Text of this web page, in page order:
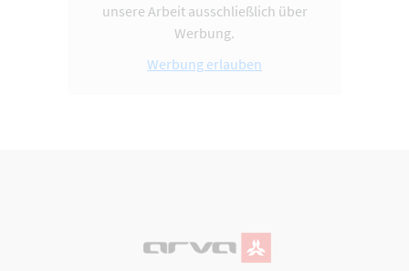
unsere Arbeit ausschließlich über
Werbung.
Werbung erlauben